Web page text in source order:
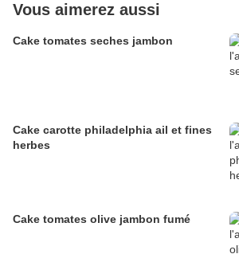
Vous aimerez aussi
Cake tomates seches jambon
Cake carotte philadelphia ail et fines
herbes
Cake tomates olive jambon fumé